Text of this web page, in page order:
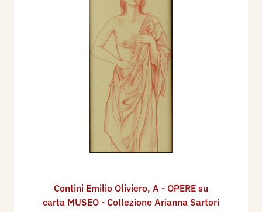
Contini Emilio Oliviero, A - OPERE su
carta MUSEO - Collezione Arianna Sartori